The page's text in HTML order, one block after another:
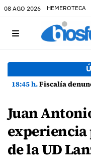
08 AGO 2026 HEMEROTECA
18:45 h.Fiscalía denuncia a Yonathan
Juan
de la UD